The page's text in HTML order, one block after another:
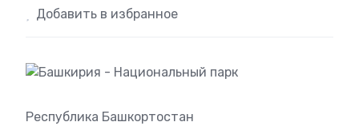
Добавить в избранное
Республика Башкортостан